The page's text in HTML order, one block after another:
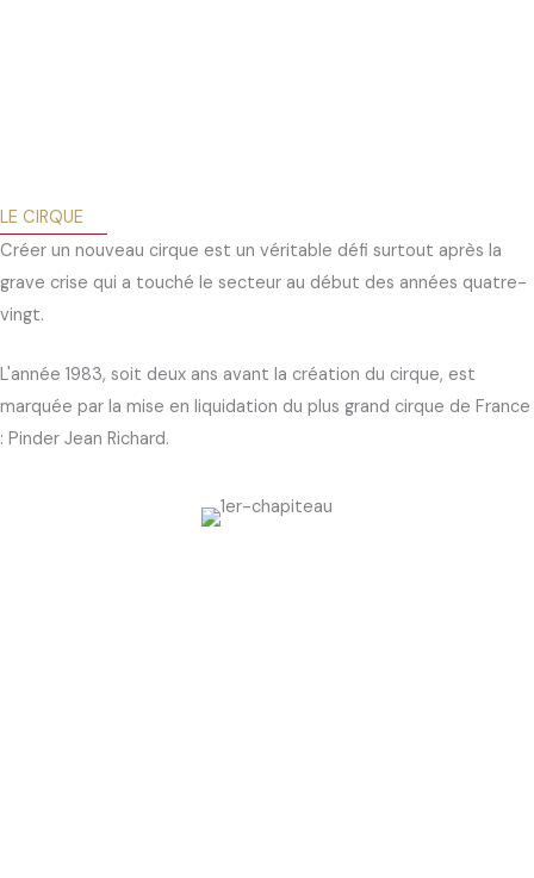
LE CIRQUE
Créer un nouveau cirque est un véritable défi surtout après la
grave crise qui a touché le secteur au début des années quatre-
vingt.
L'année 1983, soit deux ans avant la création du cirque, est
marquée par la mise en liquidation du plus grand cirque de France
: Pinder Jean Richard.